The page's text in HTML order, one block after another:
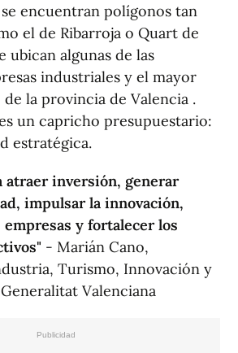
encuentran polígonos tan
el de Ribarroja o Quart de
ubican algunas de las
industriales y el mayor
la provincia de Valencia .
un capricho presupuestario:
estratégica.
atraer inversión, generar
impulsar la innovación,
empresas y fortalecer los
- Marián Cano,
Turismo, Innovación y
Valenciana